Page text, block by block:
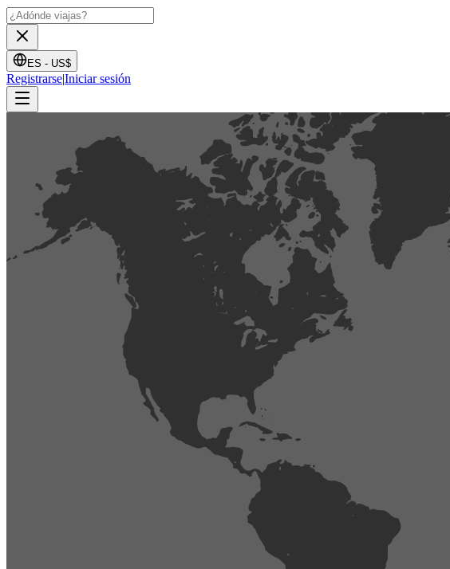
ES - US$
Registrarse|Iniciar sesión
Página no encontrada,
La página que buscas no existe o se ha cambiado de lugar.
Comprueba la URL e inténtalo de nuevo.